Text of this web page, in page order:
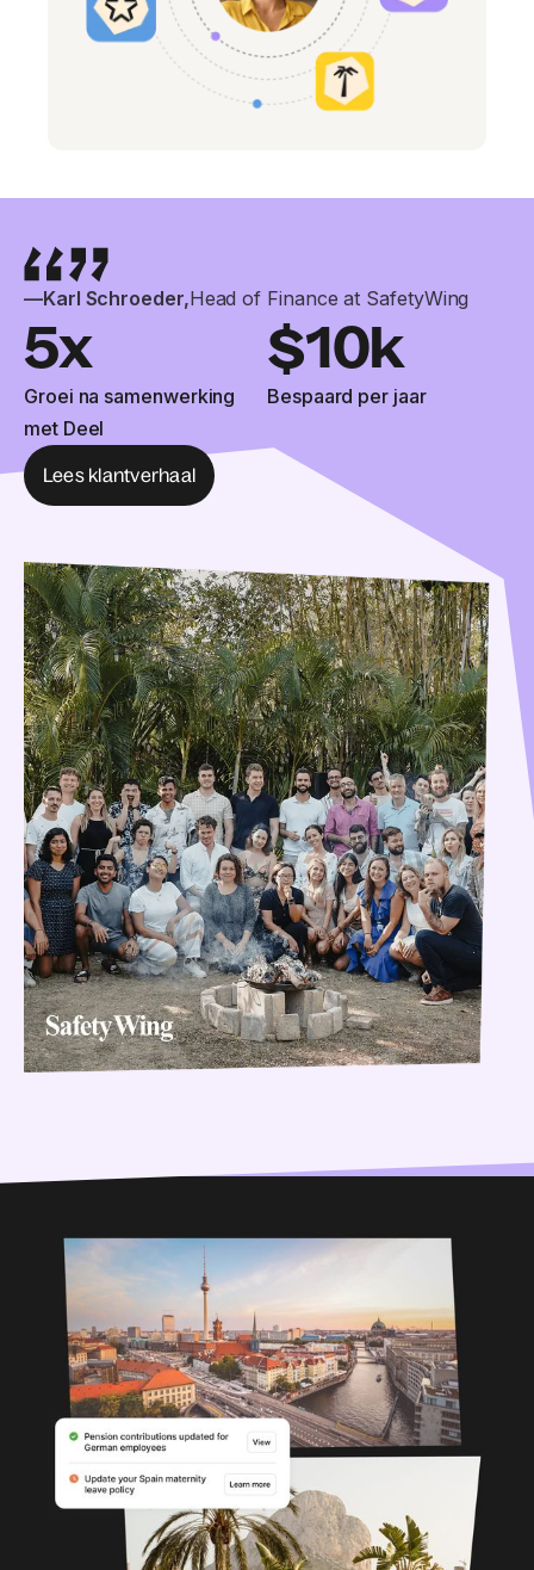
—Karl Schroeder,Head of Finance at SafetyWing
5x
Groei na samenwerking
met Deel
$10k
Bespaard per jaar
Lees klantverhaal